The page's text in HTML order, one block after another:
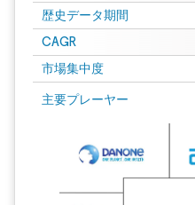
歴史データ期間
CAGR
市場集中度
主要プレーヤー